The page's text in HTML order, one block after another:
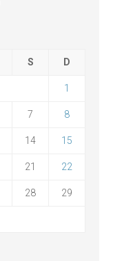
S D
1
7 8
14 15
21 22
28 29